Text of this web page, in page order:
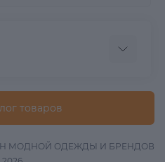
товаров
МОДНОЙ ОДЕЖДЫ И БРЕНДОВ